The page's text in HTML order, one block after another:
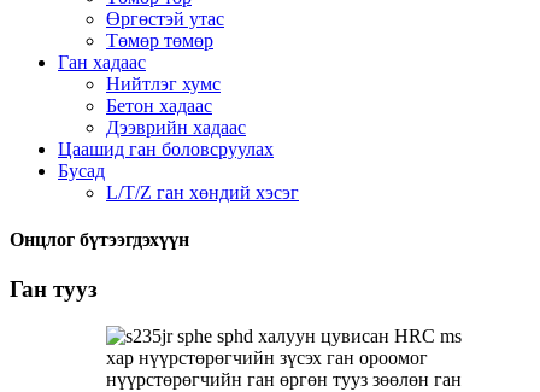
Өргөстэй утас
Төмөр төмөр
Ган хадаас
Нийтлэг хумс
Бетон хадаас
Дээврийн хадаас
Цаашид ган боловсруулах
Бусад
L/T/Z ган хөндий хэсэг
Онцлог бүтээгдэхүүн
Ган тууз